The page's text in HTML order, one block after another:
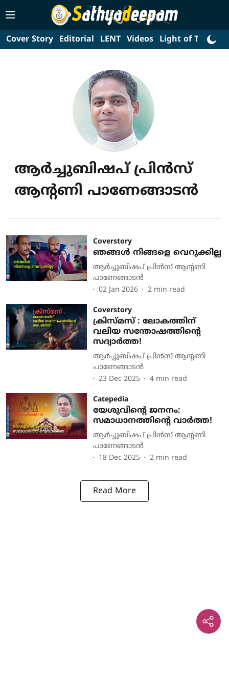
Cover Story Editorial LENT Videos Light of Truth
ആര്‍ച്ചുബിഷപ് പ്രിന്‍സ്
ആന്റണി പാണേങ്ങാടന്‍
Coverstory
ഞങ്ങള്‍ നിങ്ങളെ വെറുക്കില്ല
ആര്‍ച്ചുബിഷപ് പ്രിന്‍സ് ആന്റണി
പാണേങ്ങാടന്‍
02 Jan 2026
2 min read
Coverstory
ക്രിസ്മസ് : ലോകത്തിന്
വലിയ സന്തോഷത്തിന്റെ
സദ്വാർത്ത!
ആര്‍ച്ചുബിഷപ് പ്രിന്‍സ് ആന്റണി
പാണേങ്ങാടന്‍
23 Dec 2025
4 min read
Catepedia
യേശുവിന്റെ ജനനം:
സമാധാനത്തിന്റെ വാര്‍ത്ത!
ആര്‍ച്ചുബിഷപ് പ്രിന്‍സ് ആന്റണി
പാണേങ്ങാടന്‍
18 Dec 2025
2 min read
Read More